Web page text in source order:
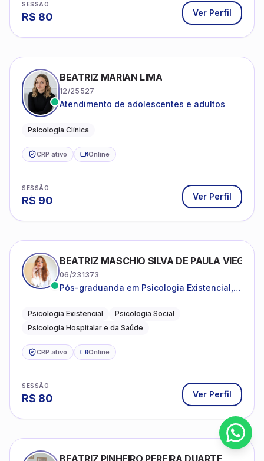
SESSÃO
R$ 80 Ver Perfil
BEATRIZ MARIAN LIMA
12/25527
Atendimento de adolescentes e adultos
Psicologia Clínica
CRP ativo Online
SESSÃO
R$ 90 Ver Perfil
BEATRIZ MASCHIO SILVA DE PAULA VIEGAS
06/231373
Pós-graduanda em Psicologia Existencial,
da Saúde.
Psicologia Existencial
Psicologia Social
Psicologia Hospitalar e da Saúde
CRP ativo Online
SESSÃO
R$ 80 Ver Perfil
BEATRIZ PINHEIRO PEREIRA DUARTE